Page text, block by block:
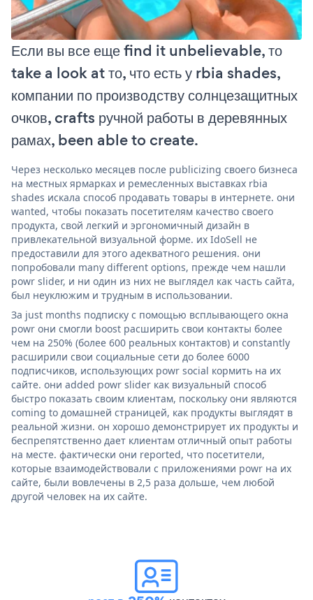
Если вы все еще find it unbelievable, то
take a look at то, что есть у rbia shades,
компании по производству солнцезащитных
очков, crafts ручной работы в деревянных
рамах, been able to create.
Через несколько месяцев после publicizing своего бизнеса
на местных ярмарках и ремесленных выставках rbia
shades искала способ продавать товары в интернете. они
wanted, чтобы показать посетителям качество своего
продукта, свой легкий и эргономичный дизайн в
привлекательной визуальной форме. их IdoSell не
предоставили для этого адекватного решения. они
попробовали many different options, прежде чем нашли
powr slider, и ни один из них не выглядел как часть сайта,
был неуклюжим и трудным в использовании.
За just months подписку с помощью всплывающего окна
powr они смогли boost расширить свои контакты более
чем на 250% (более 600 реальных контактов) и constantly
расширили свои социальные сети до более 6000
подписчиков, использующих powr social кормить на их
сайте. они added powr slider как визуальный способ
быстро показать своим клиентам, поскольку они являются
coming to домашней страницей, как продукты выглядят в
реальной жизни. он хорошо демонстрирует их продукты и
беспрепятственно дает клиентам отличный опыт работы
на месте. фактически они reported, что посетители,
которые взаимодействовали с приложениями powr на их
сайте, были вовлечены в 2,5 раза дольше, чем любой
другой человек на их сайте.